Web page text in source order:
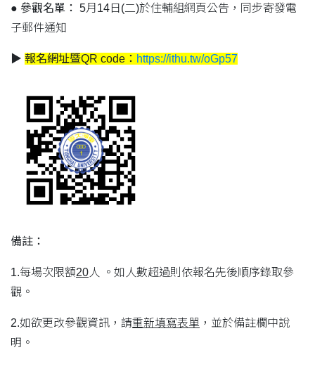
● 參觀名單： 5月14日(二)於住輔組網頁公告，同步寄發電
子郵件通知
▶ 報名網址暨QR code： https://ithu.tw/oGp57
備註：
1.每場次限額20 人 。如人數超過則依報名先後順序錄取參
觀。
2.如欲更改參觀資訊，請重新填寫表單 ，並於備註欄中說
明。